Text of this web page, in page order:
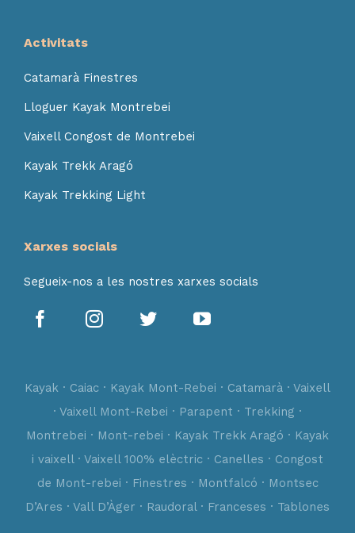
Activitats
Catamarà Finestres
Lloguer Kayak Montrebei
Vaixell Congost de Montrebei
Kayak Trekk Aragó
Kayak Trekking Light
Xarxes socials
Segueix-nos a les nostres xarxes socials
Kayak · Caiac · Kayak Mont-Rebei · Catamarà · Vaixell
· Vaixell Mont-Rebei · Parapent · Trekking ·
Montrebei · Mont-rebei · Kayak Trekk Aragó · Kayak
i vaixell · Vaixell 100% elèctric · Canelles · Congost
de Mont-rebei · Finestres · Montfalcó · Montsec
D’Ares · Vall D’Àger · Raudoral · Franceses · Tablones